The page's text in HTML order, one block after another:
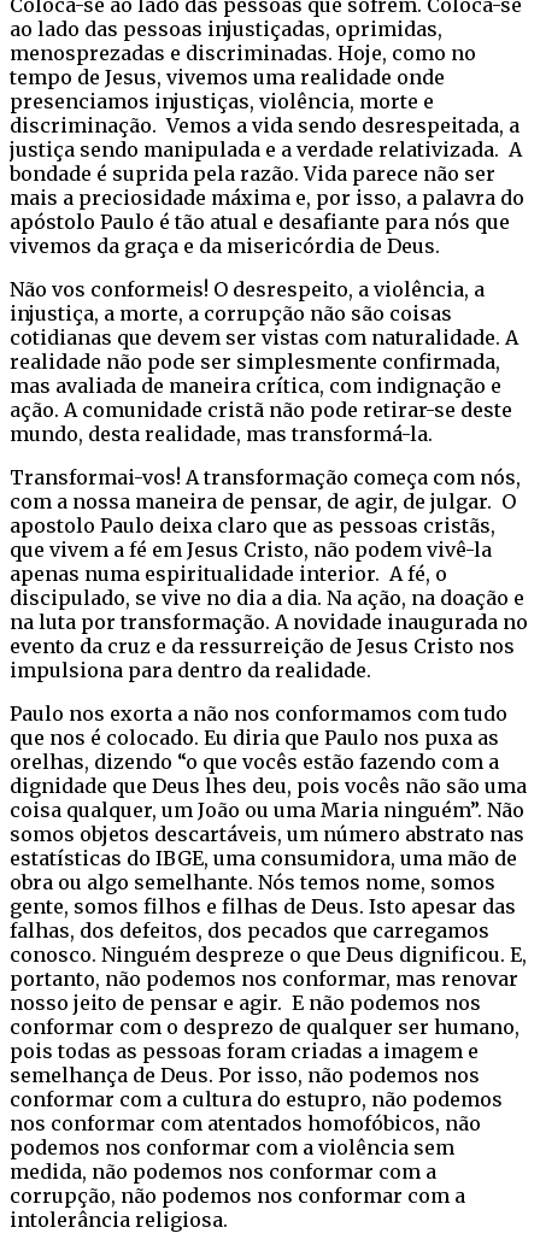
ao lado das pessoas injustiçadas, oprimidas,
menosprezadas e discriminadas. Hoje, como no
tempo de Jesus, vivemos uma realidade onde
presenciamos injustiças, violência, morte e
discriminação. Vemos a vida sendo desrespeitada, a
justiça sendo manipulada e a verdade relativizada. A
bondade é suprida pela razão. Vida parece não ser
mais a preciosidade máxima e, por isso, a palavra do
apóstolo Paulo é tão atual e desafiante para nós que
vivemos da graça e da misericórdia de Deus.
Não vos conformeis! O desrespeito, a violência, a
injustiça, a morte, a corrupção não são coisas
cotidianas que devem ser vistas com naturalidade. A
realidade não pode ser simplesmente confirmada,
mas avaliada de maneira crítica, com indignação e
ação. A comunidade cristã não pode retirar-se deste
mundo, desta realidade, mas transformá-la.
Transformai-vos! A transformação começa com nós,
com a nossa maneira de pensar, de agir, de julgar. O
apostolo Paulo deixa claro que as pessoas cristãs,
que vivem a fé em Jesus Cristo, não podem vivê-la
apenas numa espiritualidade interior. A fé, o
discipulado, se vive no dia a dia. Na ação, na doação e
na luta por transformação. A novidade inaugurada no
evento da cruz e da ressurreição de Jesus Cristo nos
impulsiona para dentro da realidade.
Paulo nos exorta a não nos conformamos com tudo
que nos é colocado. Eu diria que Paulo nos puxa as
orelhas, dizendo “o que vocês estão fazendo com a
dignidade que Deus lhes deu, pois vocês não são uma
coisa qualquer, um João ou uma Maria ninguém”. Não
somos objetos descartáveis, um número abstrato nas
estatísticas do IBGE, uma consumidora, uma mão de
obra ou algo semelhante. Nós temos nome, somos
gente, somos filhos e filhas de Deus. Isto apesar das
falhas, dos defeitos, dos pecados que carregamos
conosco. Ninguém despreze o que Deus dignificou. E,
portanto, não podemos nos conformar, mas renovar
nosso jeito de pensar e agir. E não podemos nos
conformar com o desprezo de qualquer ser humano,
pois todas as pessoas foram criadas a imagem e
semelhança de Deus. Por isso, não podemos nos
conformar com a cultura do estupro, não podemos
nos conformar com atentados homofóbicos, não
podemos nos conformar com a violência sem
medida, não podemos nos conformar com a
corrupção, não podemos nos conformar com a
intolerância religiosa.